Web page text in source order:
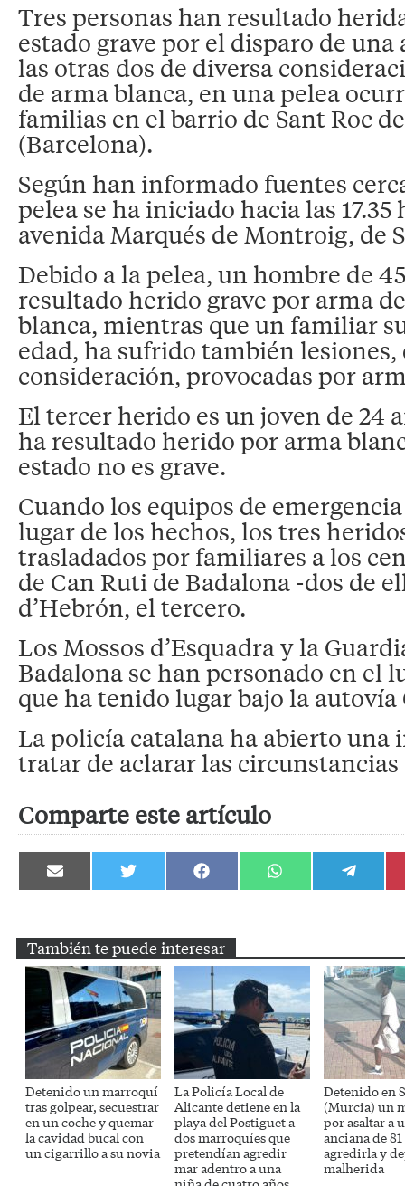
Tres personas han resultado
estado grave por el disparo de una
las otras dos de diversa
de arma blanca, en una pelea
familias en el barrio de Sant Roc
(Barcelona).
Según han informado fuentes
pelea se ha iniciado hacia las 17.35
avenida Marqués de Montroig, de
Debido a la pelea, un hombre de
resultado herido grave por arma
blanca, mientras que un familiar
edad, ha sufrido también
consideración, provocadas por
El tercer herido es un joven de 24
ha resultado herido por arma
estado no es grave.
Cuando los equipos de
lugar de los hechos, los tres
trasladados por familiares a los
de Can Ruti de Badalona -dos de
d’Hebrón, el tercero.
Los Mossos d’Esquadra y la
Badalona se han personado en el
que ha tenido lugar bajo la autovía
La policía catalana ha abierto una
tratar de aclarar las circunstancias
Comparte este artículo
Compartir
en
Compartir
en
Compartir
en
Compartir
en
Compartir
en
También te puede interesar
Detenido un marroquí
tras golpear, secuestrar
en un coche y quemar
la cavidad bucal con
un cigarrillo a su novia
La Policía Local de
Alicante detiene en la
playa del Postiguet a
dos marroquíes que
pretendían agredir
mar adentro a una
Detenido en
(Murcia) un
por asaltar a
anciana de
agredirla y
malherida